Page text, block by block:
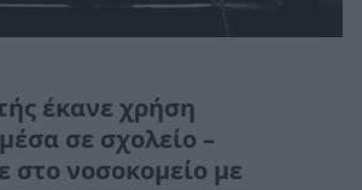
έκανε χρήση
σε σχολείο –
στο νοσοκομείο με